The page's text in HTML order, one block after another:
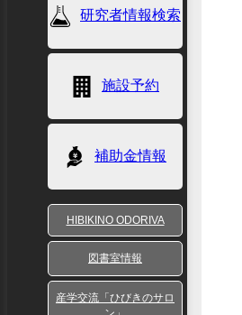
研究者情報検索
施設予約
補助金情報
HIBIKINO ODORIVA
図書室情報
産学交流「ひびきのサロ